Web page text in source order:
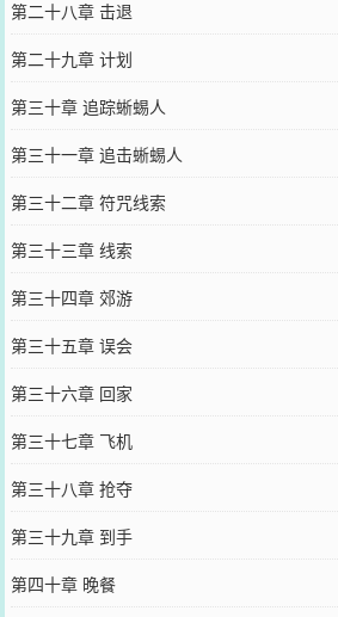
第二十八章 击退
第二十九章 计划
第三十章 追踪蜥蜴人
第三十一章 追击蜥蜴人
第三十二章 符咒线索
第三十三章 线索
第三十四章 郊游
第三十五章 误会
第三十六章 回家
第三十七章 飞机
第三十八章 抢夺
第三十九章 到手
第四十章 晚餐